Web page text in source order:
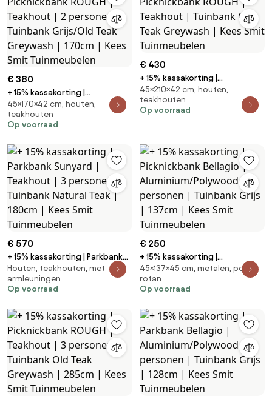
€ 380
+ 15% kassakorting |
Picknickbank ROUGH | Teakhout
| 2 personen | Tuinbank
Grijs/Old Teak Greywash |
45×170×42 cm, houten,
teakhouten
Op voorraad
€ 430
+ 15% kassakorting |
Picknickbank ROUGH | Teakhout
| Tuinbank Old Teak Greywash |
Kees Smit Tuinmeubelen
45×210×42 cm, houten,
teakhouten
Op voorraad
€ 570
+ 15% kassakorting | Parkbank
Sunyard | Teakhout | 3 personen
| Tuinbank Natural Teak | 180cm |
Kees Smit Tuinmeubelen
Houten, teakhouten, met
armleuningen
Op voorraad
€ 250
+ 15% kassakorting |
Picknickbank Bellagio |
Aluminium/Polywood | 2
personen | Tuinbank Grijs |
45×137×45 cm, metalen, poly
rotan
Op voorraad